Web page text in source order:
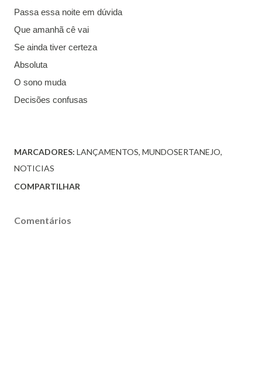
Passa essa noite em dúvida
Que amanhã cê vai
Se ainda tiver certeza
Absoluta
O sono muda
Decisões confusas
MARCADORES: LANÇAMENTOS MUNDOSERTANEJO
NOTICIAS
COMPARTILHAR
Comentários